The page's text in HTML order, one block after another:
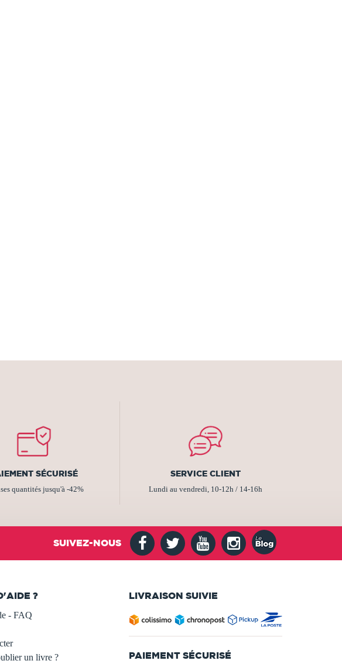
SÉCURISÉ
quantités jusqu'à -42%
SERVICE CLIENT
Lundi au vendredi, 10-12h / 14-16h
SUIVEZ-NOUS
?
- FAQ
un livre ?
LIVRAISON SUIVIE
PAIEMENT SÉCURISÉ